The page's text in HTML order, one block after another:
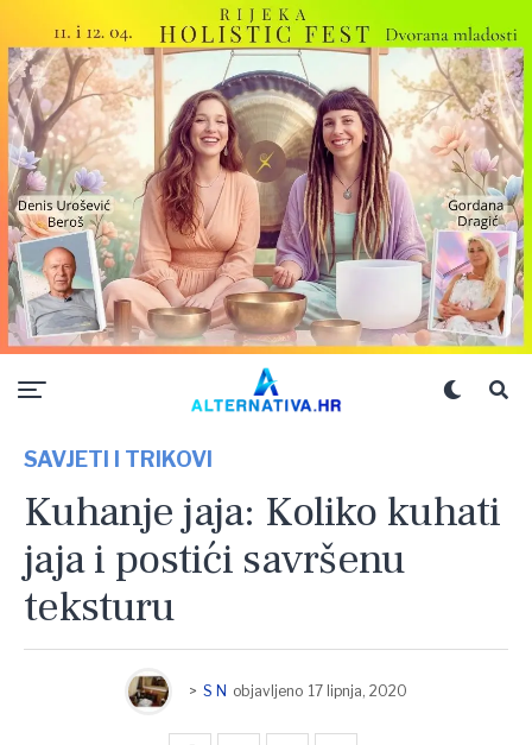
SAVJETI I TRIKOVI
Kuhanje jaja: Koliko kuhati
jaja i postići savršenu
teksturu
> S N objavljeno 17 lipnja, 2020